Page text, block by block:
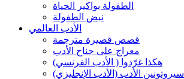
الطفولة بواكير الحياة
نبض الطفولة
الأدب العالمي
قصص قصيرة مترجمة
معراج على جناح الأدب
هكذا غرّدوا ( الأدب الفرنسي)
سيروتونين الأدب (الأدب الإنجليزي)